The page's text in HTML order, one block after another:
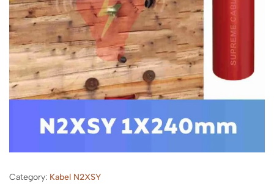
Category: Kabel N2XSY